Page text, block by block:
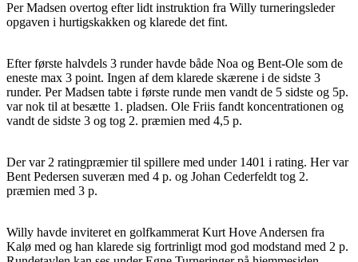
Per Madsen overtog efter lidt instruktion fra Willy turneringsleder
opgaven i hurtigskakken og klarede det fint.
Efter første halvdels 3 runder havde både Noa og Bent-Ole som de
eneste max 3 point. Ingen af dem klarede skærene i de sidste 3
runder. Per Madsen tabte i første runde men vandt de 5 sidste og 5p.
var nok til at besætte 1. pladsen. Ole Friis fandt koncentrationen og
vandt de sidste 3 og tog 2. præmien med 4,5 p.
Der var 2 ratingpræmier til spillere med under 1401 i rating. Her var
Bent Pedersen suveræn med 4 p. og Johan Cederfeldt tog 2.
præmien med 3 p.
Willy havde inviteret en golfkammerat Kurt Hove Andersen fra
Kalø med og han klarede sig fortrinligt mod god modstand med 2 p.